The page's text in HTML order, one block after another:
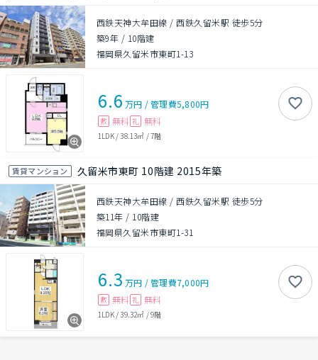
西鉄天神大牟田線 / 西鉄久留米駅 徒歩5分
築9年 / 10階建
福岡県久留米市東町1-13
6.6 万円 /管理費5,800円
敷 無料 礼 無料
1LDK/38.13㎡ /7階
賃貸マンション 久留米市東町 10階建 2015年築
西鉄天神大牟田線 / 西鉄久留米駅 徒歩5分
築11年 / 10階建
福岡県久留米市東町1-31
6.3 万円 /管理費7,000円
敷 無料 礼 無料
1LDK/39.32㎡ /9階